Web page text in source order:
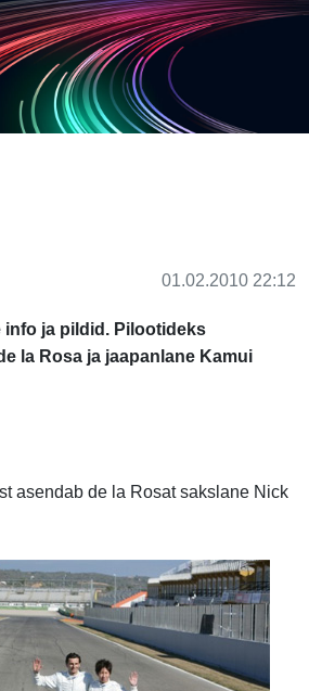
01.02.2010 22:12
info ja pildid. Pilootideks
la Rosa ja jaapanlane Kamui
asendab de la Rosat sakslane Nick